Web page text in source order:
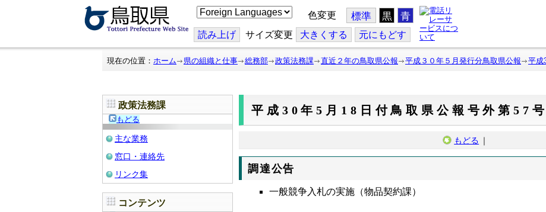
こ
の
ジ
を
翻
色変更 標準 黒 青
読み上げ サイズ変更 大きくする 元にもどす
現在の位置： ホーム 県の組織と仕事 総務部 政策法務課 直近２年の鳥取県公報 平成３０年５月発行分鳥取県公報 平成
政策法務課
もどる
主な業務
窓口・連絡先
リンク集
コンテンツ
平成30年5月18日付鳥取県公報号外第57号
もどる ｜
調達公告
一般競争入札の実施（物品契約課）